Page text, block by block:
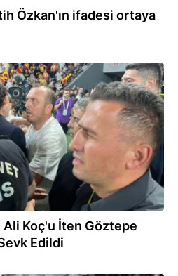
Özkan'ın ifadesi ortaya
Ali Koç'u İten Göztepe
Edildi